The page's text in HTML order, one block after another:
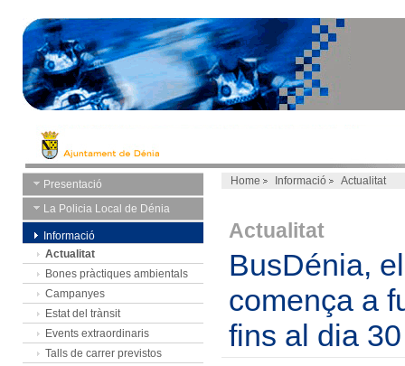
Presentació
La Policia Local de Dénia
Informació
Actualitat
Bones pràctiques ambientals
Campanyes
Estat del trànsit
Events extraordinaris
Talls de carrer previstos
Home Informació Actualitat
Actualitat
BusDénia,
comença a
fins al dia